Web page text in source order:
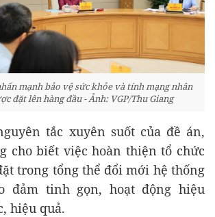
mạnh bảo vệ sức khỏe và tính mạng nhân
đặt lên hàng đầu - Ảnh: VGP/Thu Giang
tắc xuyên suốt của đề án,
cho biết việc hoàn thiện tổ chức
trong tổng thể đổi mới hệ thống
đảm tinh gọn, hoạt động hiệu
hiệu quả.